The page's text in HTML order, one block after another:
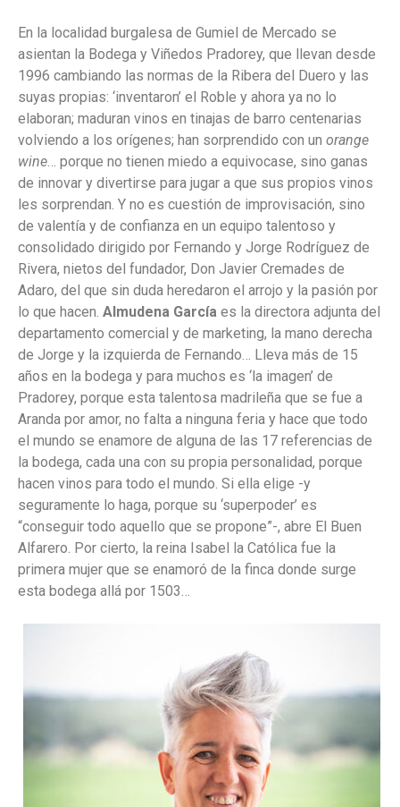
En la localidad burgalesa de Gumiel de Mercado se
asientan la Bodega y Viñedos Pradorey, que llevan desde
1996 cambiando las normas de la Ribera del Duero y las
suyas propias: ‘inventaron’ el Roble y ahora ya no lo
elaboran; maduran vinos en tinajas de barro centenarias
volviendo a los orígenes; han sorprendido con un orange
wine… porque no tienen miedo a equivocase, sino ganas
de innovar y divertirse para jugar a que sus propios vinos
les sorprendan. Y no es cuestión de improvisación, sino
de valentía y de confianza en un equipo talentoso y
consolidado dirigido por Fernando y Jorge Rodríguez de
Rivera, nietos del fundador, Don Javier Cremades de
Adaro, del que sin duda heredaron el arrojo y la pasión por
lo que hacen. Almudena García es la directora adjunta del
departamento comercial y de marketing, la mano derecha
de Jorge y la izquierda de Fernando… Lleva más de 15
años en la bodega y para muchos es ‘la imagen’ de
Pradorey, porque esta talentosa madrileña que se fue a
Aranda por amor, no falta a ninguna feria y hace que todo
el mundo se enamore de alguna de las 17 referencias de
la bodega, cada una con su propia personalidad, porque
hacen vinos para todo el mundo. Si ella elige -y
seguramente lo haga, porque su ‘superpoder’ es
“conseguir todo aquello que se propone”-, abre El Buen
Alfarero. Por cierto, la reina Isabel la Católica fue la
primera mujer que se enamoró de la finca donde surge
esta bodega allá por 1503…